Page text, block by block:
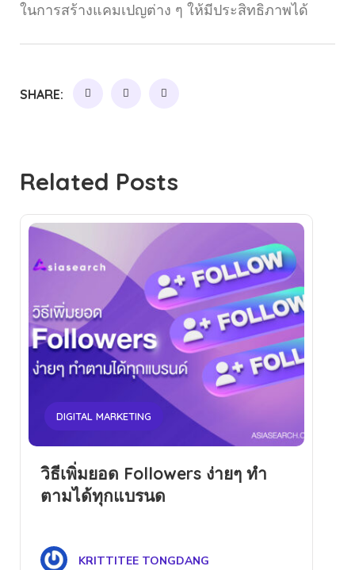
ในการสร้างแคมเปญต่าง ๆ ให้มีประสิทธิภาพได้
SHARE:
Related Posts
DIGITAL MARKETING
วิธีเพิ่มยอด Followers ง่ายๆ ทำ
ตามได้ทุกแบรนด
KRITTITEE TONGDANG